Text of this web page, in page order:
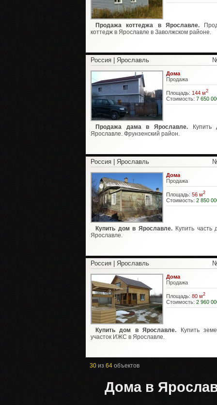
Продажа коттеджа в Ярославле.
коттедж в Ярославле в Заволжском районе.
Россия | Ярославль
Дома
Продажа
Площадь: 144 м2
Стоимость: 7 650
Продажа дама в Ярославле. Купить
Ярославле. Фрунзенский район.
Россия | Ярославль
Дома
Продажа
Площадь: 56 м2
Стоимость: 2 850
Купить дом в Ярославле. Купить часть
Ярославле.
Россия | Ярославль
Дома
Продажа
Площадь: 80 м2
Стоимость: 2 960
Купить дом в Ярославле. Купить
участок ИЖС в Ярославле.
30 из 64 объектов
Дома в